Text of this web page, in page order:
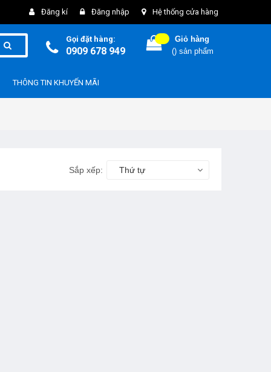
Đăng kí Đăng nhập Hệ thống cửa hàng
Gọi đặt hàng:
0909 678 949
Giỏ hàng
() sản phẩm
THÔNG TIN KHUYẾN MÃI
Sắp xếp: Thứ tự